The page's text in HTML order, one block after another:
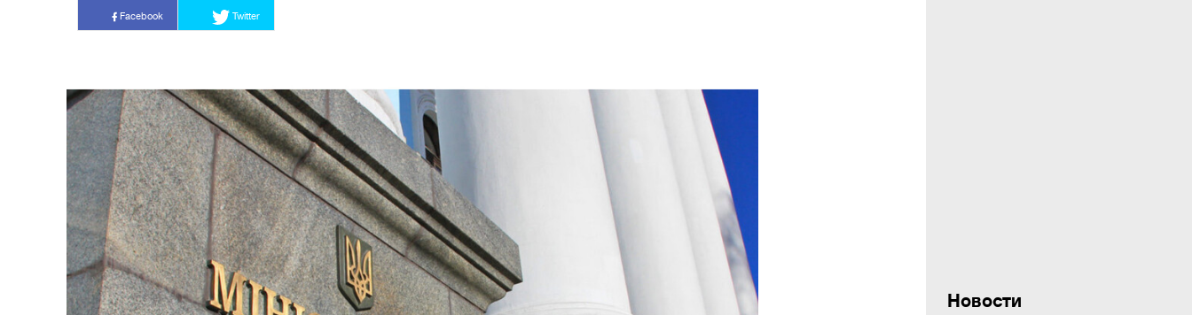
Новости
Facebook Twitter